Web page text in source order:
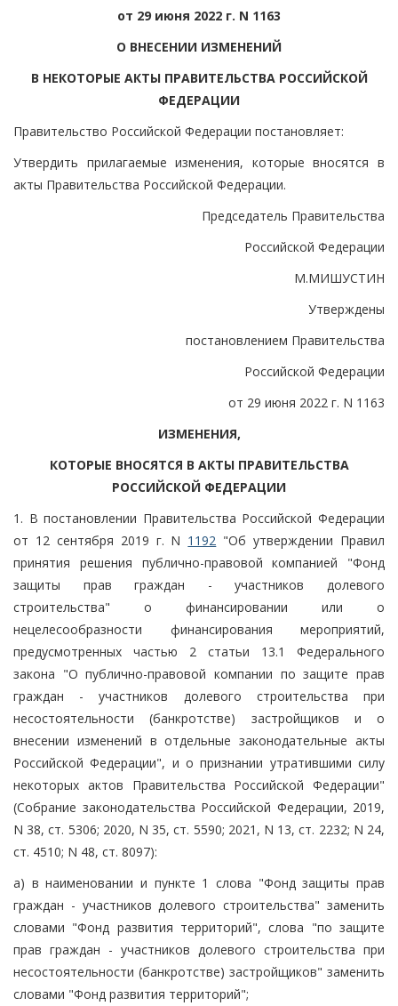
от 29 июня 2022 г. N 1163
О ВНЕСЕНИИ ИЗМЕНЕНИЙ
В НЕКОТОРЫЕ АКТЫ ПРАВИТЕЛЬСТВА РОССИЙСКОЙ
ФЕДЕРАЦИИ
Правительство Российской Федерации постановляет:
Утвердить прилагаемые изменения, которые вносятся в
акты Правительства Российской Федерации.
Председатель Правительства
Российской Федерации
М.МИШУСТИН
Утверждены
постановлением Правительства
Российской Федерации
от 29 июня 2022 г. N 1163
ИЗМЕНЕНИЯ,
КОТОРЫЕ ВНОСЯТСЯ В АКТЫ ПРАВИТЕЛЬСТВА
РОССИЙСКОЙ ФЕДЕРАЦИИ
1. В постановлении Правительства Российской Федерации
от 12 сентября 2019 г. N 1192 "Об утверждении Правил
принятия решения публично-правовой компанией "Фонд
защиты прав граждан - участников долевого
строительства" о финансировании или о
нецелесообразности финансирования мероприятий,
предусмотренных частью 2 статьи 13.1 Федерального
закона "О публично-правовой компании по защите прав
граждан - участников долевого строительства при
несостоятельности (банкротстве) застройщиков и о
внесении изменений в отдельные законодательные акты
Российской Федерации", и о признании утратившими силу
некоторых актов Правительства Российской Федерации"
(Собрание законодательства Российской Федерации, 2019,
N 38, ст. 5306; 2020, N 35, ст. 5590; 2021, N 13, ст. 2232; N 24,
ст. 4510; N 48, ст. 8097):
а) в наименовании и пункте 1 слова "Фонд защиты прав
граждан - участников долевого строительства" заменить
словами "Фонд развития территорий", слова "по защите
прав граждан - участников долевого строительства при
несостоятельности (банкротстве) застройщиков" заменить
словами "Фонд развития территорий";